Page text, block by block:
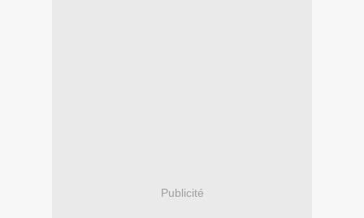
Publicité